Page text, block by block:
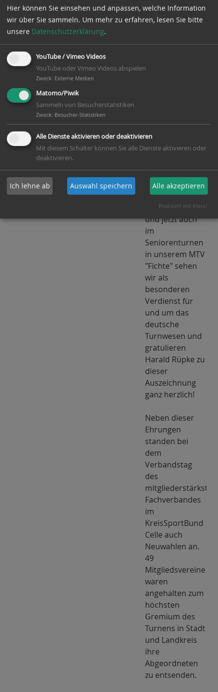
nun auch eine
und bereitet
Teilnehmern
Sein
jahrzehntelanges
Übungsleiter,
Abteilungsleiter
und Trainer im
Kinder-/
und jetzt auch
im
Seniorenturnen
in unserem MTV
"Fichte" sehen
wir als
besonderen
Verdienst für
und um das
deutsche
Turnwesen und
gratulieren
Harald Rüpke zu
dieser
Auszeichnung
ganz herzlich!
Neben dieser
Ehrungen
standen bei
dem
Verbandstag
des
mitgliederstärksten
Fachverbandes
im
KreisSportBund
Celle auch
Neuwahlen an.
49
Mitgliedsvereine
waren
angehalten zum
höchsten
Gremium des
Turnens in Stadt
und Landkreis
ihre
Abgeordneten
zu entsenden.
Hier können Sie einsehen und anpassen, welche Information
wir über Sie sammeln. Um mehr zu erfahren, lesen Sie bitte
unsere Datenschutzerklärung.
YouTube / Vimeo Videos
YouTube oder Vimeo Videos abspielen
Zweck: Externe Medien
Matomo/Piwik
Sammeln von Besucherstatistiken
Zweck: Besucher-Statistiken
Alle Dienste aktivieren oder deaktivieren
Mit diesem Schalter können Sie alle Dienste aktivieren oder
deaktivieren.
Ich lehne ab Auswahl speichern Alle akzeptieren
Realisiert mit Klaro!